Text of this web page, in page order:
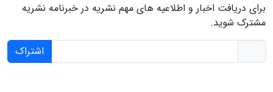
برای دریافت اخبار و اطلاعیه های مهم نشریه در خبرنامه نشریه
مشترک شوید.
اشتراک